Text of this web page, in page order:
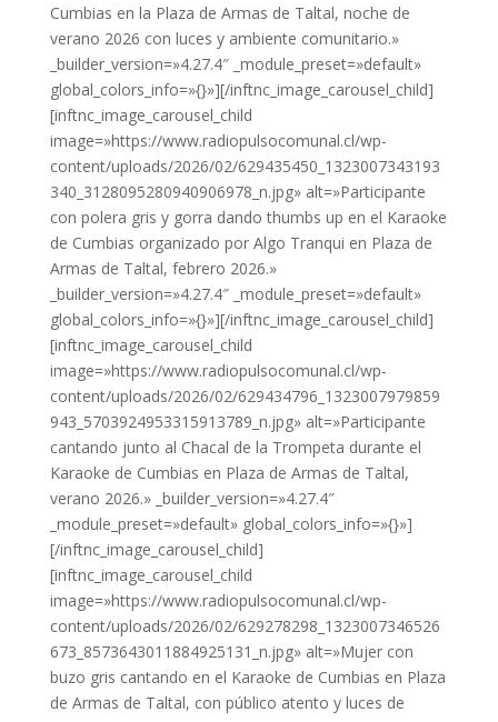
Cumbias en la Plaza de Armas de Taltal, noche de
verano 2026 con luces y ambiente comunitario.»
_builder_version=»4.27.4″ _module_preset=»default»
global_colors_info=»{}»][/inftnc_image_carousel_child]
[inftnc_image_carousel_child
image=»https://www.radiopulsocomunal.cl/wp-
content/uploads/2026/02/629435450_1323007343193
340_3128095280940906978_n.jpg» alt=»Participante
con polera gris y gorra dando thumbs up en el Karaoke
de Cumbias organizado por Algo Tranqui en Plaza de
Armas de Taltal, febrero 2026.»
_builder_version=»4.27.4″ _module_preset=»default»
global_colors_info=»{}»][/inftnc_image_carousel_child]
[inftnc_image_carousel_child
image=»https://www.radiopulsocomunal.cl/wp-
content/uploads/2026/02/629434796_1323007979859
943_5703924953315913789_n.jpg» alt=»Participante
cantando junto al Chacal de la Trompeta durante el
Karaoke de Cumbias en Plaza de Armas de Taltal,
verano 2026.» _builder_version=»4.27.4″
_module_preset=»default» global_colors_info=»{}»]
[/inftnc_image_carousel_child]
[inftnc_image_carousel_child
image=»https://www.radiopulsocomunal.cl/wp-
content/uploads/2026/02/629278298_1323007346526
673_8573643011884925131_n.jpg» alt=»Mujer con
buzo gris cantando en el Karaoke de Cumbias en Plaza
de Armas de Taltal, con público atento y luces de